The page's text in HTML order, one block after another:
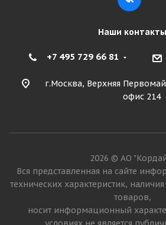
Наши контакты
+7 495 729 66 81
г.Москва, Верхняя
офис 214
2026 © АО
Вся представленная на сайте
технических характеристик,
товаров,
носит информационный